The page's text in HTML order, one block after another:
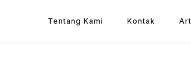
Tentang Kami Kontak